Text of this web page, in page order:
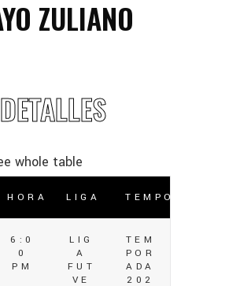
ZULIANO
DETALLES
HORA LIGA TEMPORADA
6:0
0
PM
LIG
A
FUT
VE
TEM
POR
ADA
202